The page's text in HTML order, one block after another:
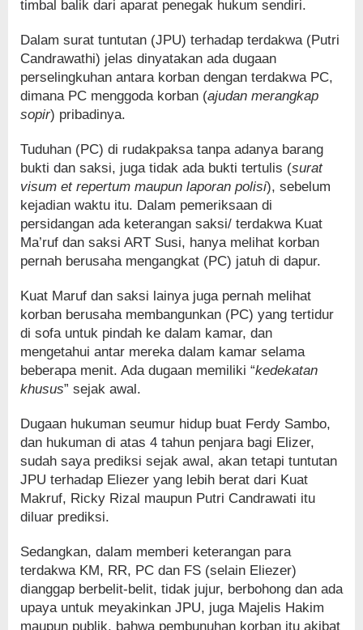
timbal balik dari aparat penegak hukum sendiri.
Dalam surat tuntutan (JPU) terhadap terdakwa (Putri
Candrawathi) jelas dinyatakan ada dugaan
perselingkuhan antara korban dengan terdakwa PC,
dimana PC menggoda korban (ajudan merangkap
sopir) pribadinya.
Tuduhan (PC) di rudakpaksa tanpa adanya barang
bukti dan saksi, juga tidak ada bukti tertulis (surat
visum et repertum maupun laporan polisi), sebelum
kejadian waktu itu. Dalam pemeriksaan di
persidangan ada keterangan saksi/ terdakwa Kuat
Ma’ruf dan saksi ART Susi, hanya melihat korban
pernah berusaha mengangkat (PC) jatuh di dapur.
Kuat Maruf dan saksi lainya juga pernah melihat
korban berusaha membangunkan (PC) yang tertidur
di sofa untuk pindah ke dalam kamar, dan
mengetahui antar mereka dalam kamar selama
beberapa menit. Ada dugaan memiliki “kedekatan
khusus” sejak awal.
Dugaan hukuman seumur hidup buat Ferdy Sambo,
dan hukuman di atas 4 tahun penjara bagi Elizer,
sudah saya prediksi sejak awal, akan tetapi tuntutan
JPU terhadap Eliezer yang lebih berat dari Kuat
Makruf, Ricky Rizal maupun Putri Candrawati itu
diluar prediksi.
Sedangkan, dalam memberi keterangan para
terdakwa KM, RR, PC dan FS (selain Eliezer)
dianggap berbelit-belit, tidak jujur, berbohong dan ada
upaya untuk meyakinkan JPU, juga Majelis Hakim
maupun publik, bahwa pembunuhan korban itu akibat